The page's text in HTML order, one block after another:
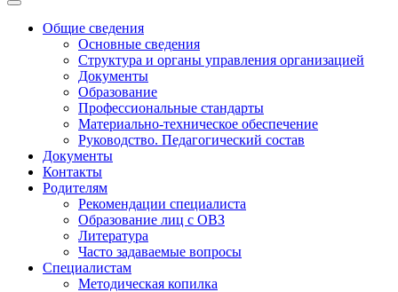
Toggle
navigationОбщие сведения
Основные сведения
Структура и органы управления организацией
Документы
Образование
Профессиональные стандарты
Материально-техническое обеспечение
Руководство. Педагогический состав
Документы
Контакты
Родителям
Рекомендации специалиста
Образование лиц с ОВЗ
Литература
Часто задаваемые вопросы
Специалистам
Методическая копилка